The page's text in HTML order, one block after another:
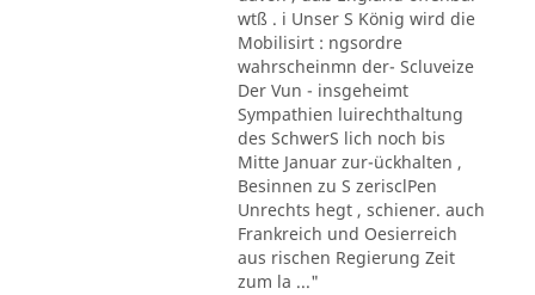
wtß . i Unser S König wird die
Mobilisirt : ngsordre
wahrscheinmn der- Scluveize
Der Vun - insgeheimt
Sympathien luirechthaltung
des SchwerS lich noch bis
Mitte Januar zur-ückhalten ,
Besinnen zu S zerisclPen
Unrechts hegt , schiener. auch
Frankreich und Oesierreich
aus rischen Regierung Zeit
zum la ..."